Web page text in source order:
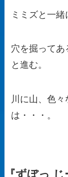
ミミズと一緒
穴を掘ってあ
と進む。
川に山、色
は・・・。